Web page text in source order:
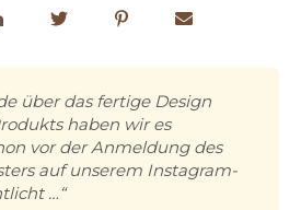
über das fertige Design
haben wir es
vor der Anmeldung des
auf unserem Instagram-
…“